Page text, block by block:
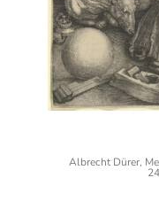
Albrecht Dürer,